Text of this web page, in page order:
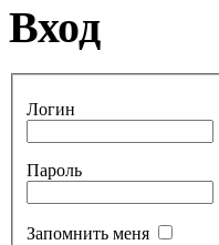
Вход
Логин
Пароль
Запомнить меня